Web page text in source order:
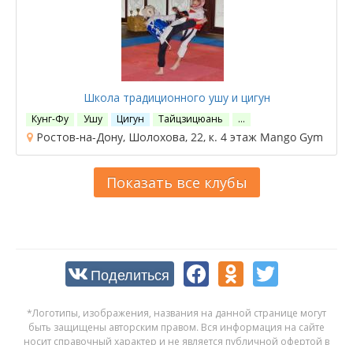
Школа традиционного ушу и цигун
Кунг-Фу Ушу Цигун Тайцзицюань …
Ростов-на-Дону, Шолохова, 22, к. 4 этаж Mango Gym
Показать все клубы
Поделиться
*Логотипы, изображения, названия на данной странице могут
быть защищены авторским правом. Вся информация на сайте
носит справочный характер и не является публичной офертой в